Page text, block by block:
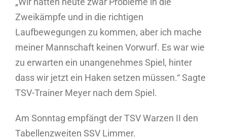
Zweikämpfe und in die richtigen
Laufbewegungen zu kommen, aber ich mache
meiner Mannschaft keinen Vorwurf. Es war wie
zu erwarten ein unangenehmes Spiel, hinter
dass wir jetzt ein Haken setzen müssen.“ Sagte
TSV-Trainer Meyer nach dem Spiel.
Am Sonntag empfängt der TSV Warzen II den
Tabellenzweiten SSV Limmer.